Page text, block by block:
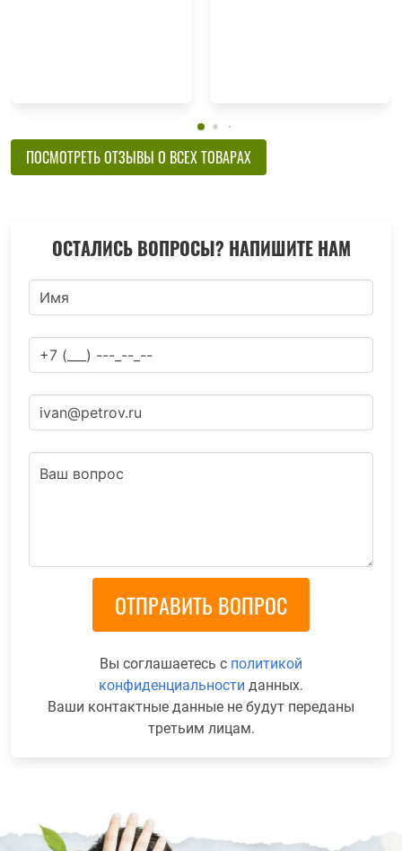
ПОСМОТРЕТЬ ОТЗЫВЫ О ВСЕХ ТОВАРАХ
ОСТАЛИСЬ ВОПРОСЫ? НАПИШИТЕ НАМ
Вы соглашаетесь с политикой
конфиденциальности данных.
Ваши контактные данные не будут переданы
третьим лицам.